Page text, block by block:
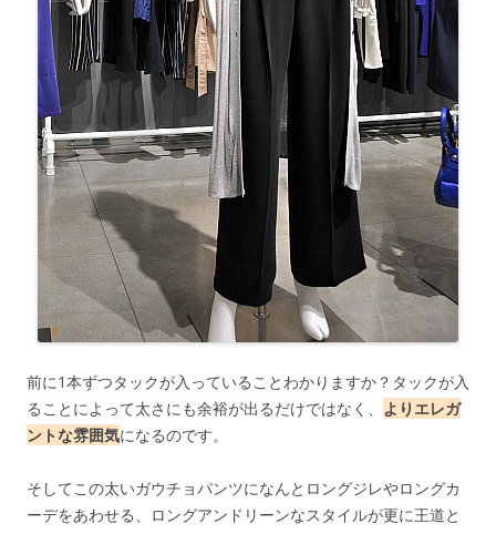
前に1本ずつタックが入っていることわかりますか？タックが入
ることによって太さにも余裕が出るだけではなく、 よりエレガ
ントな雰囲気になるのです。
そしてこの太いガウチョパンツになんとロングジレやロングカ
ーデをあわせる、ロングアンドリーンなスタイルが更に王道と